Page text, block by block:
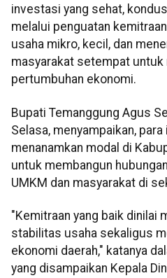
investasi yang sehat,
melalui penguatan
usaha mikro, kecil, dan
masyarakat setempat untuk
pertumbuhan ekonomi.
Bupati Temanggung Agus
Selasa, menyampaikan,
menanamkan modal di
untuk membangun
UMKM dan masyarakat di
"Kemitraan yang baik dinilai
stabilitas usaha sekaligus
ekonomi daerah," katanya
yang disampaikan Kepala